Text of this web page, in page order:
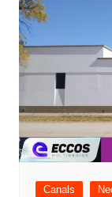
Canals